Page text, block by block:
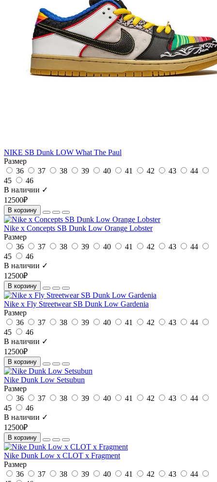
NIKE SB Dunk LOW What The Paul
Размер
36
37 38 39 40 41 42 43
44
45
46
В наличии ✓
12500₽
В корзину
Nike x Concepts SB Dunk Low Orange Lobster
Размер
36
37 38 39 40 41 42 43
44
45
46
В наличии ✓
12500₽
В корзину
Nike x Fly Streetwear SB Dunk Low Gardenia
Размер
36
37 38 39 40 41 42 43
44
45
46
В наличии ✓
12500₽
В корзину
Nike Dunk Low Setsubun
Размер
36
37 38 39 40 41 42 43
44
45
46
В наличии ✓
12500₽
В корзину
Nike Dunk Low x CLOT x Fragment
Размер
36
37 38 39 40 41 42 43
44